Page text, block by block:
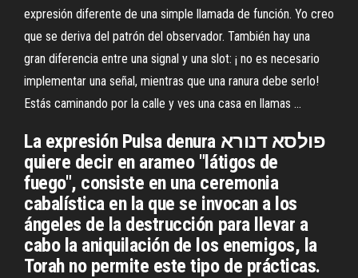
expresión diferente de una simple llamada de función. Yo creo
que se deriva del patrón del observador. También hay una
gran diferencia entre una signal y una slot: ¡ no es necesario
implementar una señal, mientras que una ranura debe serlo!
Estás caminando por la calle y ves una casa en llamas ...
La expresión Pulsa denura פולסא דנורא
quiere decir en arameo "látigos de
fuego", consiste en una ceremonia
cabalística en la que se invocan a los
ángeles de la destrucción para llevar a
cabo la aniquilación de los enemigos, la
Torah no permite este tipo de prácticas.